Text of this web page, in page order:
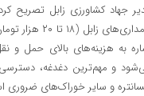
جهاد کشاورزی زابل تصریح
به هزینه‌های بالای حمل و
و مهم‌ترین دغدغه، دسترسی
و سایر خوراک‌های